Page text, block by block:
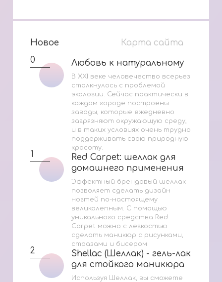
Новое
Карта сайта
0
Любовь к натуральному
Любовь к натуральному
В XXI веке человечество всерьез
столкнулось с проблемой
экологии. Сейчас практически в
каждом городе построены
заводы, которые ежедневно
загрязняют окружающую среду,
и в таких условиях очень трудно
поддерживать свою природную
красоту.
1
Red Carpet: шеллак для
домашнего применения
Red Carpet: шеллак для
домашнего применения
Эффектный брендовый шеллак
позволяет сделать дизайн
ногтей по-настоящему
великолепным. С помощью
уникального средства Red
Сarpet можно с легкостью
сделать маникюр с рисунками,
стразами и бисером
2
Shellac (Шеллак) - гель-лак
для стойкого маникюра
Shellac (Шеллак) - гель-лак
для стойкого маникюра
Используя Шеллак, вы сможете